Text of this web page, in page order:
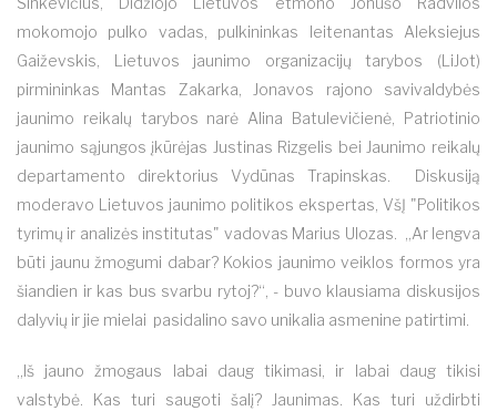
mokomojo pulko vadas, pulkininkas leitenantas Aleksiejus
Gaiževskis, Lietuvos jaunimo organizacijų tarybos (LiJot)
pirmininkas Mantas Zakarka, Jonavos rajono savivaldybės
jaunimo reikalų tarybos narė Alina Batulevičienė, Patriotinio
jaunimo sąjungos įkūrėjas Justinas Rizgelis bei Jaunimo reikalų
departamento direktorius Vydūnas Trapinskas. Diskusiją
moderavo Lietuvos jaunimo politikos ekspertas, VšĮ "Politikos
tyrimų ir analizės institutas" vadovas Marius Ulozas. „Ar lengva
būti jaunu žmogumi dabar? Kokios jaunimo veiklos formos yra
šiandien ir kas bus svarbu rytoj?“, - buvo klausiama diskusijos
dalyvių ir jie mielai pasidalino savo unikalia asmenine patirtimi.
„Iš jauno žmogaus labai daug tikimasi, ir labai daug tikisi
valstybė. Kas turi saugoti šalį? Jaunimas. Kas turi uždirbti